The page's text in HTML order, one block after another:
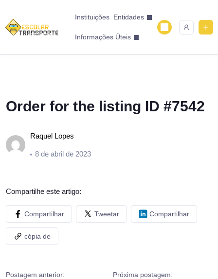
Instituições Entidades
Informações Úteis
Order for the listing ID #7542
Raquel Lopes
8 de abril de 2023
Compartilhe este artigo:
Compartilhar Tweetar Compartilhar
cópia de
Postagem anterior: Próxima postagem: